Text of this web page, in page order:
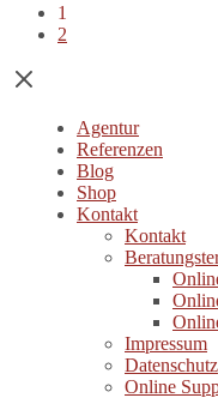
1
2
Agentur
Referenzen
Blog
Shop
Kontakt
Kontakt
Impressum
Datenschutz
Online